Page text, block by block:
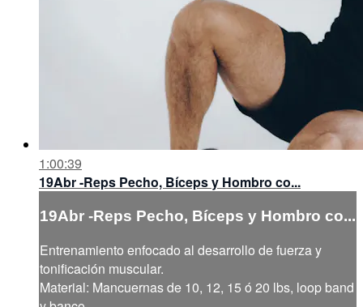
1:00:39
19Abr -Reps Pecho, Bíceps y Hombro co...
19Abr -Reps Pecho, Bíceps y Hombro co...
Entrenamiento enfocado al desarrollo de fuerza y
tonificación muscular.
Material: Mancuernas de 10, 12, 15 ó 20 lbs, loop band